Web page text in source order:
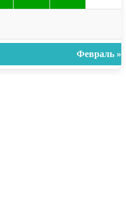
Февраль »